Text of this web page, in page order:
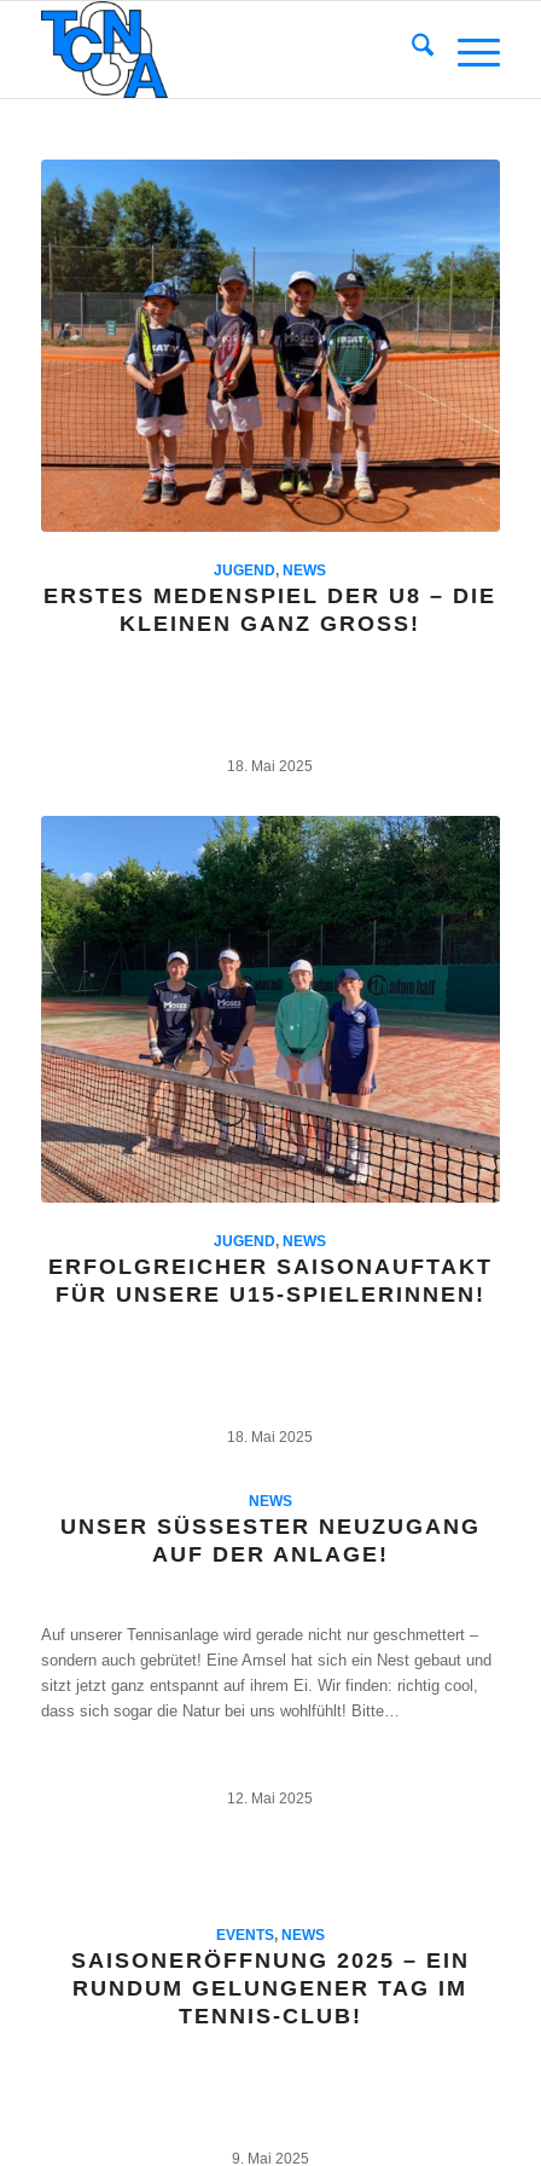
JUGEND,NEWS
ERSTES MEDENSPIEL DER U8 – DIE
KLEINEN GANZ GROSS!
18. Mai 2025
JUGEND,NEWS
ERFOLGREICHER SAISONAUFTAKT
FÜR UNSERE U15-SPIELERINNEN!
18. Mai 2025
NEWS
UNSER SÜSSESTER NEUZUGANG A
UF DER ANLAGE!
Auf unserer Tennisanlage wird gerade nicht nur geschmettert –
sondern auch gebrütet! Eine Amsel hat sich ein Nest gebaut und
sitzt jetzt ganz entspannt auf ihrem Ei. Wir finden: richtig cool,
dass sich sogar die Natur bei uns wohlfühlt! Bitte…
12. Mai 2025
EVENTS, NEWS
SAISONERÖFFNUNG 2025 – EIN
RUNDUM GELUNGENER TAG IM
TENNIS-CLUB!
9. Mai 2025